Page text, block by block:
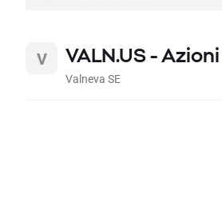
VALN.US - Azioni
Valneva SE